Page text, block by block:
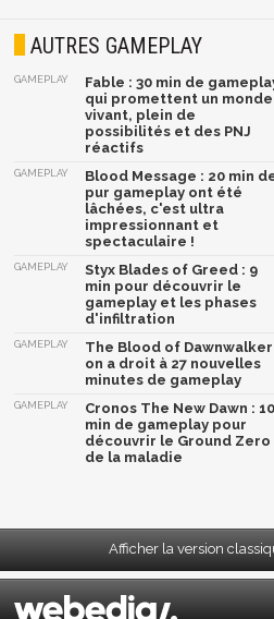
AUTRES GAMEPLAY
GAMEPLAY
Fable : 30 min de
qui promettent un monde
vivant, plein de
possibilités et des PNJ
réactifs
GAMEPLAY
Blood Message : 20 min
pur gameplay ont été
lâchées, c'est ultra
impressionnant et
spectaculaire !
GAMEPLAY
Styx Blades of Greed : 9
min pour découvrir le
gameplay et les phases
d'infiltration
GAMEPLAY
The Blood of Dawnwalker
on a droit à 27 nouvelles
minutes de gameplay
GAMEPLAY
Cronos The New Dawn : 10
min de gameplay pour
découvrir le Ground Zero
de la maladie
Afficher la version